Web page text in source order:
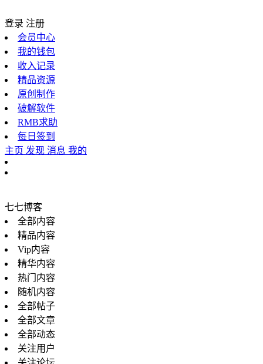
登录 注册
会员中心
我的钱包
收入记录
精品资源
原创制作
破解软件
RMB求助
每日签到
主页 发现 消息 我的
七七博客
全部内容
精品内容
Vip内容
精华内容
热门内容
随机内容
全部帖子
全部文章
全部动态
关注用户